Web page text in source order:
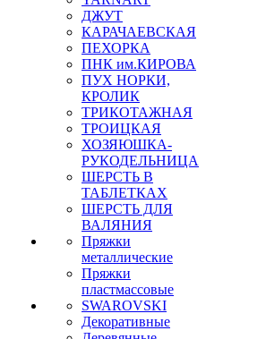
ДЖУТ
КАРАЧАЕВСКАЯ
ПЕХОРКА
ПНК им.КИРОВА
ПУХ НОРКИ,
КРОЛИК
ТРИКОТАЖНАЯ
ТРОИЦКАЯ
ХОЗЯЮШКА-
РУКОДЕЛЬНИЦА
ШЕРСТЬ В
ТАБЛЕТКАХ
ШЕРСТЬ ДЛЯ
ВАЛЯНИЯ
Пряжки
металлические
Пряжки
пластмассовые
SWAROVSKI
Декоративные